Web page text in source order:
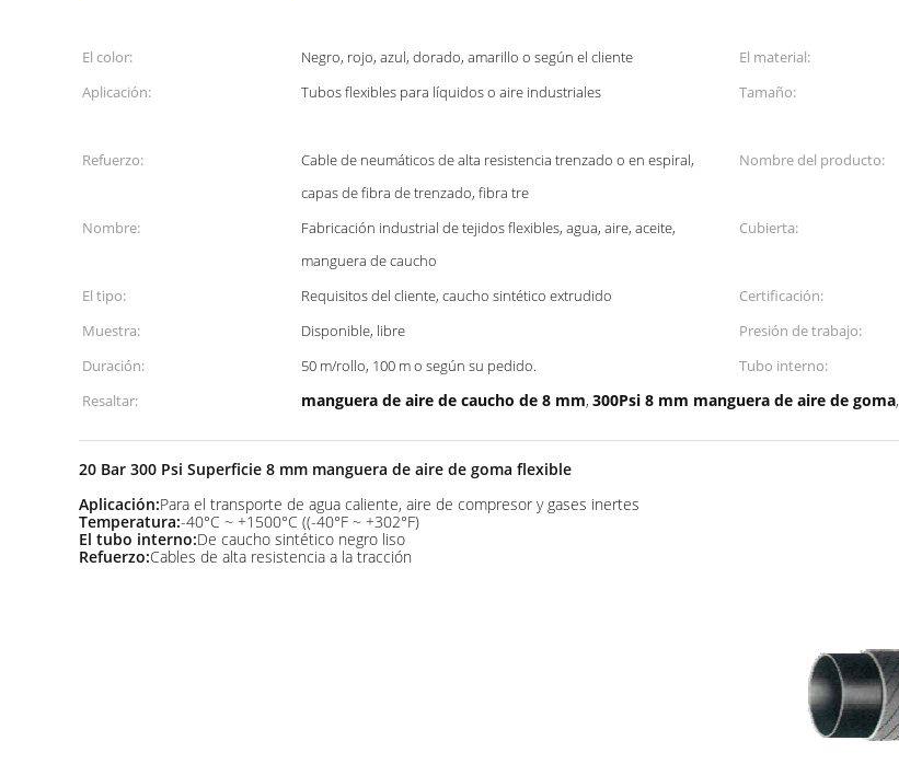
El color: Negro, rojo, azul, dorado, amarillo o según el cliente El material:
Aplicación:
Tubos flexibles para líquidos o aire industriales Tamaño:
Refuerzo:
Cable de neumáticos de alta resistencia trenzado o en espiral,
capas de fibra de trenzado, fibra tre
Nombre del producto:
Nombre:
Fabricación industrial de tejidos flexibles, agua, aire, aceite,
manguera de caucho
Cubierta:
El tipo:
Requisitos del cliente, caucho sintético extrudido Certificación:
Muestra:
Disponible, libre Presión de trabajo:
Duración:
50 m/rollo, 100 m o según su pedido. Tubo interno:
Resaltar:
manguera de aire de caucho de 8 mm, 300Psi 8 mm manguera de aire de goma,
20 Bar 300 Psi Superficie 8 mm manguera de aire de goma flexible
Aplicación:Para el transporte de agua caliente, aire de compresor y gases inertes
Temperatura:-40°C ~ +1500°C ((-40°F ~ +302°F)
El tubo interno:De caucho sintético negro liso
Refuerzo:Cables de alta resistencia a la tracción